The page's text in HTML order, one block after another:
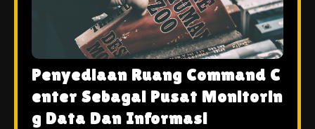
Penyediaan Ruang Command C
enter Sebagai Pusat Monitorin
g Data Dan Informasi